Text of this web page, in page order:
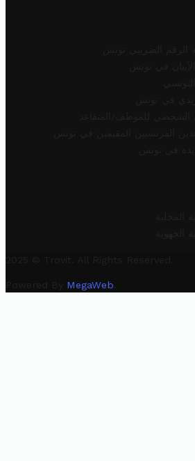
الرقم الضريبي تونس
في تونس
في تونس
الشخصي للموظف/المتقاعد
الفرنسيين المقيمين في تونس
في تونس
المحلية
الجهوية
2025 © Trovit. All Rights Reserved.
Powered By MegaWeb